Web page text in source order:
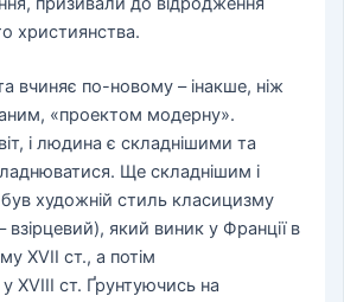
християнства.
вчиняє по-новому – інакше, ніж
«проектом модерну».
і людина є складнішими та
Ще складнішим і
художній стиль класицизму
взірцевий), який виник у Франції в
XVII ст., а потім
XVIII ст. Ґрунтуючись на